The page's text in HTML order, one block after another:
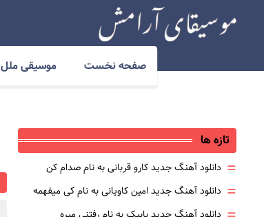
صفحه نخست موسیقی ملل
تازه ها
= دانلود آهنگ جدید کارو قربانی به نام صدام کن
= دانلود آهنگ جدید امین کاویانی به نام کی میفهمه